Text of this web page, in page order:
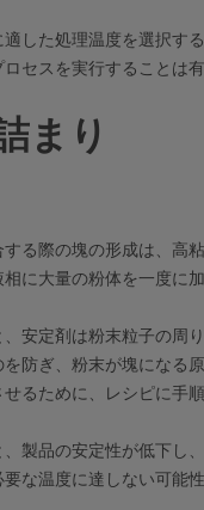
した処理温度を選択す
セスを実行することは有
まり
る際の塊の形成は、高
に大量の粉体を一度に
、安定剤は粉末粒子の周
防ぎ、粉末が塊になる
るために、レシピに手
製品の安定性が低下し
な温度に達しない可能